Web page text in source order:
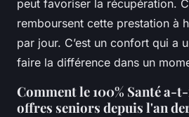
peut favoriser la récupération.
remboursent cette prestation à
par jour. C’est un confort qui a
faire la différence dans un
Comment le 100% Santé a-
offres seniors depuis l'an